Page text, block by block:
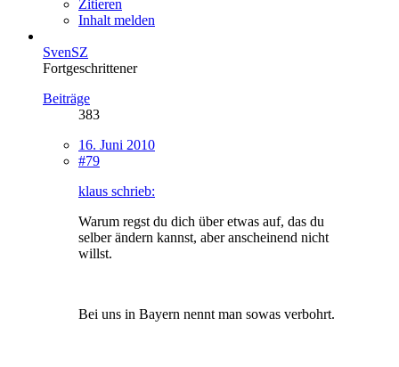
Zitieren
Inhalt melden
SvenSZ
Fortgeschrittener
Beiträge
383
16. Juni 2010
#79
klaus schrieb:
Warum regst du dich über etwas auf, das du
selber ändern kannst, aber anscheinend nicht
willst.
Bei uns in Bayern nennt man sowas verbohrt.